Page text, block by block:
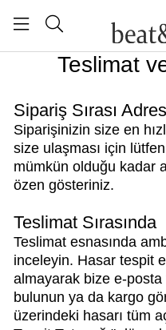
Teslimat
Sipariş Sırası
Siparişinizin size en
size ulaşması için
mümkün olduğu kadar
özen gösteriniz.
Teslimat Sırasında
Teslimat esnasında
inceleyin. Hasar tespit
almayarak bize e-
bulunun ya da kargo
üzerindeki hasarı tüm